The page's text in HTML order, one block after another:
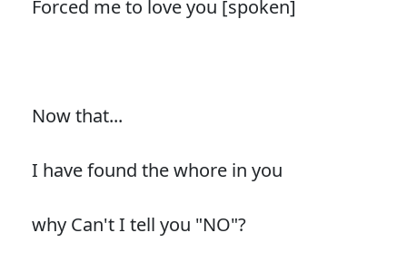
Forced me to love you [spoken]
Now that...
I have found the whore in you
why Can't I tell you "NO"?